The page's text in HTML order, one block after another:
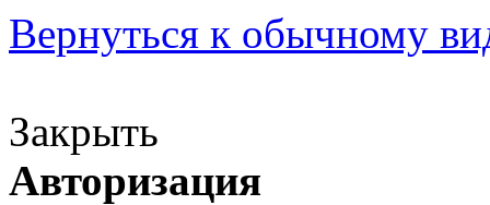
Вернуться к обычному
Закрыть
Авторизация